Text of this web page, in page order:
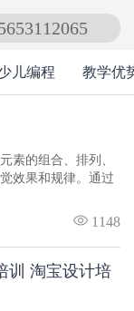
儿编程 教学优
素的组合、排列、
效果和规律。通过
1148
训 淘宝设计培